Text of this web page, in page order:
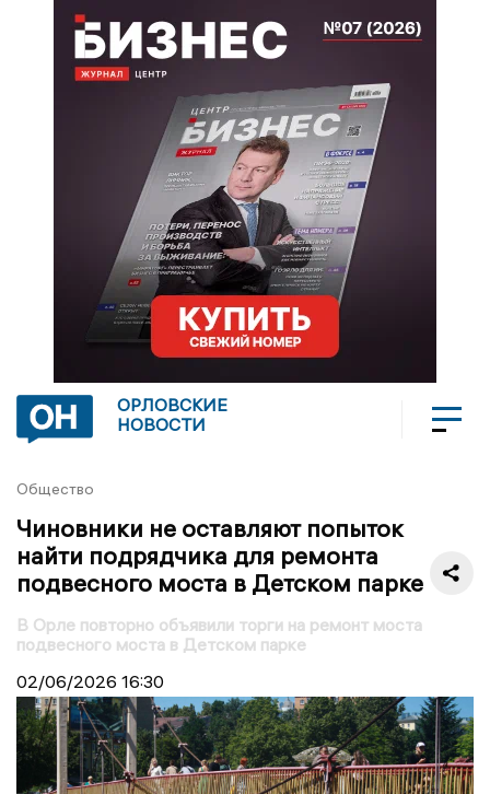
ОРЛОВСКИЕ
НОВОСТИ
Общество
Чиновники не оставляют попыток
найти подрядчика для ремонта
подвесного моста в Детском парке
В Орле повторно объявили торги на ремонт моста
подвесного моста в Детском парке
02/06/2026 16:30